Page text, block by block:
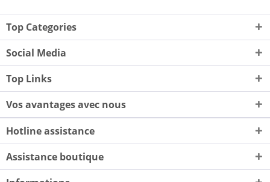
Top Categories
Social Media
Top Links
Vos avantages avec nous
Hotline assistance
Assistance boutique